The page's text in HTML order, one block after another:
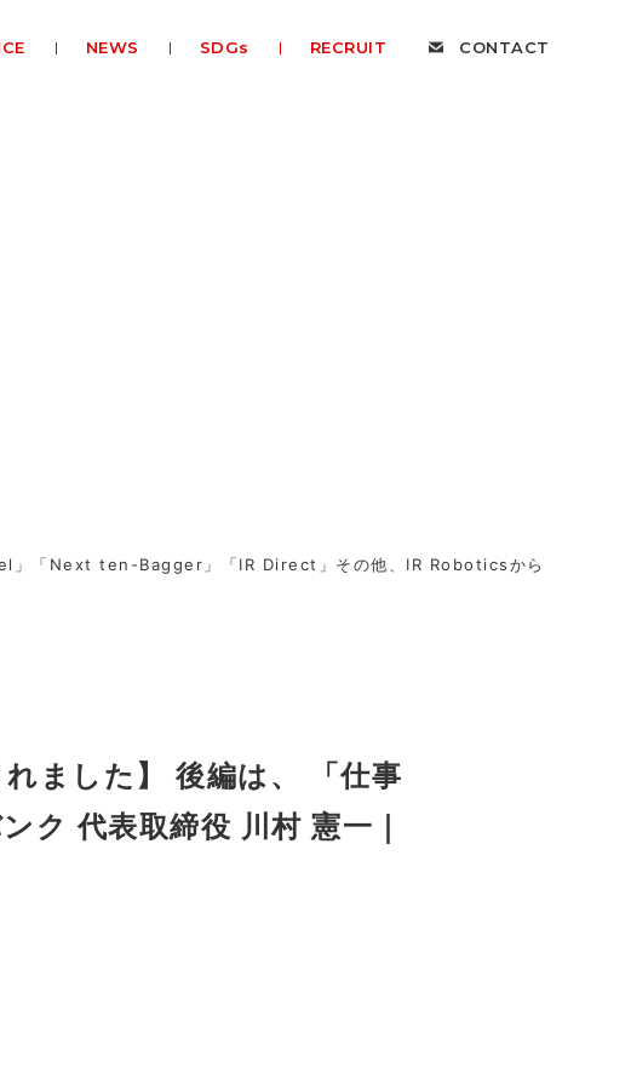
NEWS SDGs RECRUIT CONTACT
」「Next ten-Bagger」「IR Direct」その他、IR Roboticsから
ました】 後編は、 「仕事
ク 代表取締役 川村 憲一｜